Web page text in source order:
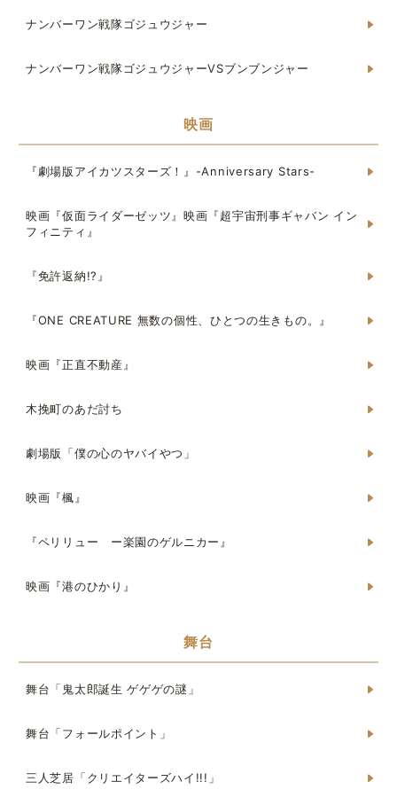
ナンバーワン戦隊ゴジュウジャー
ナンバーワン戦隊ゴジュウジャーVSブンブンジャー
映画
『劇場版アイカツスターズ！』-Anniversary Stars-
映画『仮面ライダーゼッツ』映画『超宇宙刑事ギャバン イン
フィニティ』
『免許返納!?』
『ONE CREATURE 無数の個性、ひとつの生きもの。』
映画『正直不動産』
木挽町のあだ討ち
劇場版「僕の心のヤバイやつ」
映画『楓』
『ペリリュー ー楽園のゲルニカー』
映画『港のひかり』
舞台
舞台「鬼太郎誕生 ゲゲゲの謎」
舞台「フォールポイント」
三人芝居「クリエイターズハイ!!!」